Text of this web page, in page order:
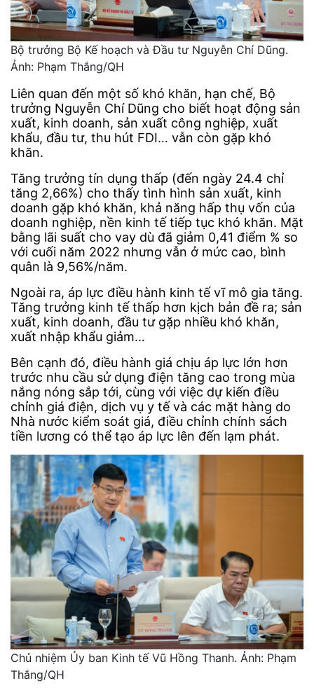
Bộ trưởng Bộ Kế hoạch và Đầu tư Nguyễn Chí Dũng.
Ảnh: Phạm Thắng/QH
Liên quan đến một số khó khăn, hạn chế, Bộ
trưởng Nguyễn Chí Dũng cho biết hoạt động sản
xuất, kinh doanh, sản xuất công nghiệp, xuất
khẩu, đầu tư, thu hút FDI… vẫn còn gặp khó
khăn.
Tăng trưởng tín dụng thấp (đến ngày 24.4 chỉ
tăng 2,66%) cho thấy tình hình sản xuất, kinh
doanh gặp khó khăn, khả năng hấp thụ vốn của
doanh nghiệp, nền kinh tế tiếp tục khó khăn. Mặt
bằng lãi suất cho vay dù đã giảm 0,41 điểm % so
với cuối năm 2022 nhưng vẫn ở mức cao, bình
quân là 9,56%/năm.
Ngoài ra, áp lực điều hành kinh tế vĩ mô gia tăng.
Tăng trưởng kinh tế thấp hơn kịch bản đề ra; sản
xuất, kinh doanh, đầu tư gặp nhiều khó khăn,
xuất nhập khẩu giảm…
Bên cạnh đó, điều hành giá chịu áp lực lớn hơn
trước nhu cầu sử dụng điện tăng cao trong mùa
nắng nóng sắp tới, cùng với việc dự kiến điều
chỉnh giá điện, dịch vụ y tế và các mặt hàng do
Nhà nước kiểm soát giá, điều chỉnh chính sách
tiền lương có thể tạo áp lực lên đến lạm phát.
Chủ nhiệm Ủy ban Kinh tế Vũ Hồng Thanh. Ảnh: Phạm
Thắng/QH